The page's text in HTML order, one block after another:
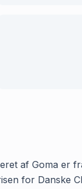
af Goma er
for Danske